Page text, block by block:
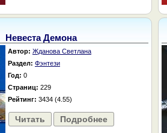
Невеста Демона
Автор: Жданова Светлана
Раздел: Фэнтези
Год: 0
Страниц: 229
Рейтинг: 3434 (4.55)
Читать Подробнее